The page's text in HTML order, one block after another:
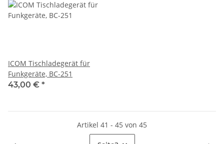
ICOM Tischladegerät für
Funkgeräte, BC-251
43,00 € *
Artikel 41 - 45 von 45